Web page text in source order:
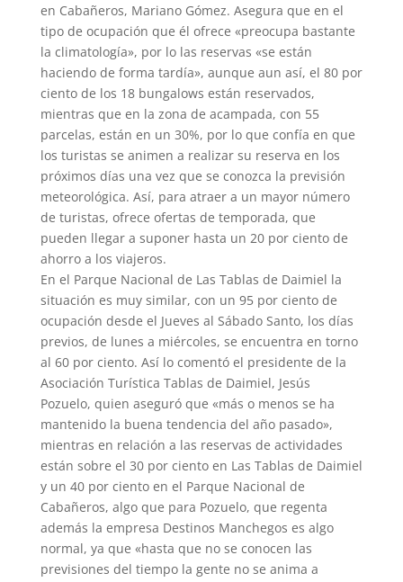
en Cabañeros, Mariano Gómez. Asegura que en el
tipo de ocupación que él ofrece «preocupa bastante
la climatología», por lo las reservas «se están
haciendo de forma tardía», aunque aun así, el 80 por
ciento de los 18 bungalows están reservados,
mientras que en la zona de acampada, con 55
parcelas, están en un 30%, por lo que confía en que
los turistas se animen a realizar su reserva en los
próximos días una vez que se conozca la previsión
meteorológica. Así, para atraer a un mayor número
de turistas, ofrece ofertas de temporada, que
pueden llegar a suponer hasta un 20 por ciento de
ahorro a los viajeros.
En el Parque Nacional de Las Tablas de Daimiel la
situación es muy similar, con un 95 por ciento de
ocupación desde el Jueves al Sábado Santo, los días
previos, de lunes a miércoles, se encuentra en torno
al 60 por ciento. Así lo comentó el presidente de la
Asociación Turística Tablas de Daimiel, Jesús
Pozuelo, quien aseguró que «más o menos se ha
mantenido la buena tendencia del año pasado»,
mientras en relación a las reservas de actividades
están sobre el 30 por ciento en Las Tablas de Daimiel
y un 40 por ciento en el Parque Nacional de
Cabañeros, algo que para Pozuelo, que regenta
además la empresa Destinos Manchegos es algo
normal, ya que «hasta que no se conocen las
previsiones del tiempo la gente no se anima a